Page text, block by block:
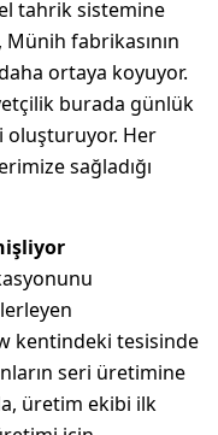
tahrik sistemine
fabrikasının
ortaya koyuyor.
burada günlük
oluşturuyor. Her
sağladığı
kentindeki tesisinde
seri üretimine
üretim ekibi ilk